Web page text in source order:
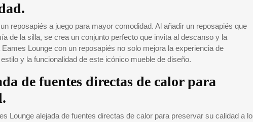
reposapiés a juego para mayor comodidad. Al añadir un reposapiés que
de la silla, se crea un conjunto perfecto que invita al descanso y la
Lounge con un reposapiés no solo mejora la experiencia de
y la funcionalidad de este icónico mueble de diseño.
de fuentes directas de calor para
Lounge alejada de fuentes directas de calor para preservar su calidad a lo